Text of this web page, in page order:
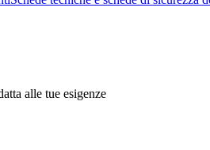
alle tue esigenze